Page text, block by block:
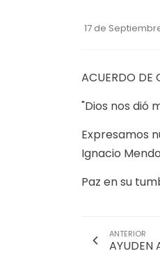
17 de
ACUERDO DE
"Dios nos dió
Expresamos
Ignacio
Paz en su
ANTERIOR
AYUDEN